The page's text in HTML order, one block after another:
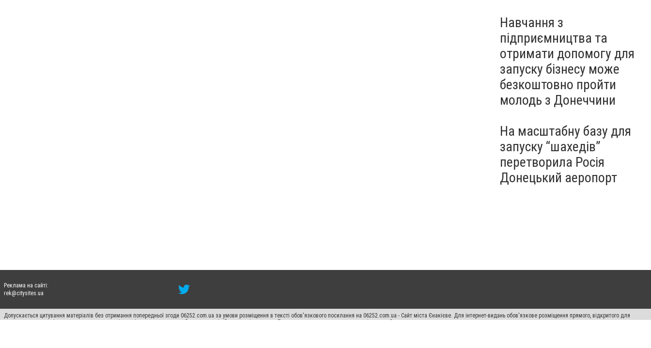
Навчання з
підприємництва та
отримати допомогу для
запуску бізнесу може
безкоштовно пройти
молодь з Донеччини
На масштабну базу для
запуску “шахедів”
перетворила Росія
Донецький аеропорт
Реклама на сайті:
rek@citysites.ua
Допускається цитування матеріалів без отримання попередньої згоди 06252.com.ua за умови розміщення в тексті обов'язкового посилання на 06252.com.ua - Сайт міста Єнакієве. Для інтернет-видань обов'язкове розміщення прямого, відкритого для
пошукових систем гіперпосилання на цитовані статті не нижче другого абзацу в тексті або в якості джерела. Порушення виняткових прав переслідується Законом.